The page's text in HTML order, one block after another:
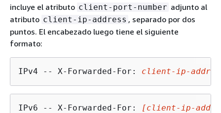
incluye el atributo client-port-number adjunto al
atributo client-ip-address , separado por dos
puntos. El encabezado luego tiene el siguiente
formato:
IPv4 -- X-Forwarded-For: client-ip-
IPv6 -- X-Forwarded-For: [client-ip-